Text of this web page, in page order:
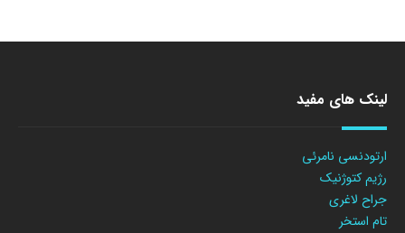
لینک های مفید
ارتودنسی نامرئی
رژیم کتوژنیک
جراح لاغری
تام استخر